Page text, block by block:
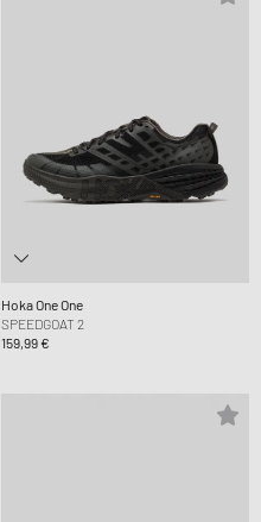
Hoka One One
SPEEDGOAT 2
159,99 €